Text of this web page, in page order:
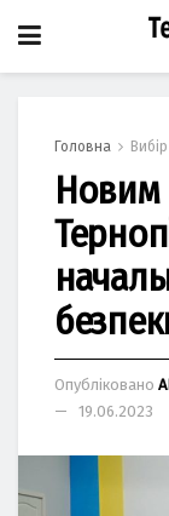
Головна
Новим
Опубліковано
19.06.2023